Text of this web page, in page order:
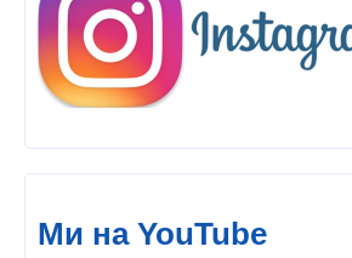
Ми на YouTube